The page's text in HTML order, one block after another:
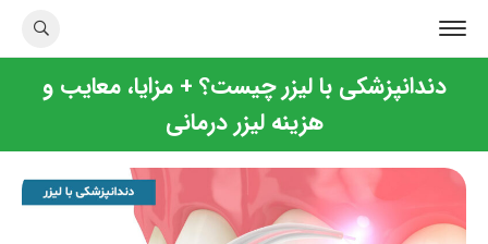
دندانپزشکی با لیزر چیست؟ + مزایا، معایب و
هزینه لیزر درمانی